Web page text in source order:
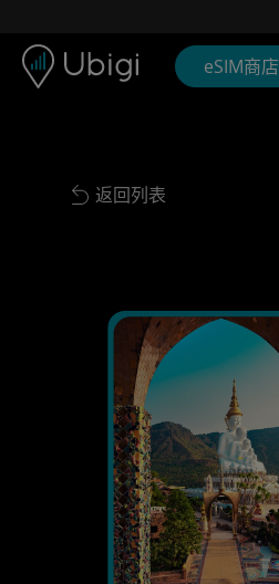
eSIM商店
Back to list
返回列表